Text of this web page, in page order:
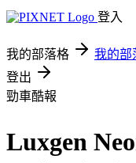
登入
我的部落格 我的部
登出
勁車酷報
Luxgen